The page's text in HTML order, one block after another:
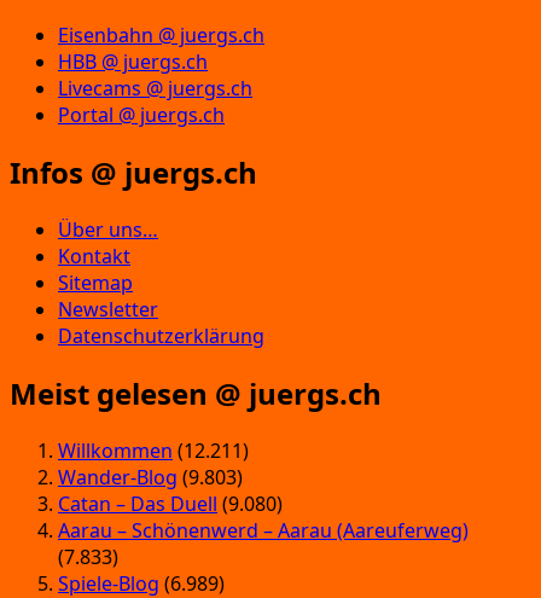
Eisenbahn @ juergs.ch
HBB @ juergs.ch
Livecams @ juergs.ch
Portal @ juergs.ch
Infos @ juergs.ch
Über uns…
Kontakt
Sitemap
Newsletter
Datenschutzerklärung
Meist gelesen @ juergs.ch
Willkommen (12.211)
Wander-Blog (9.803)
Catan – Das Duell (9.080)
Aarau – Schönenwerd – Aarau (Aareuferweg)
(7.833)
Spiele-Blog (6.989)